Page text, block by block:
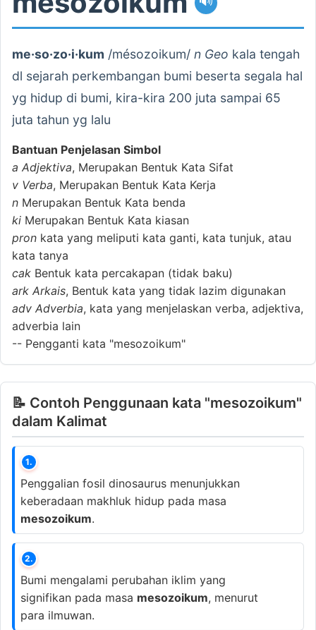
me·so·zo·i·kum /mésozoikum/ n Geo kala tengah
dl sejarah perkembangan bumi beserta segala hal
yg hidup di bumi, kira-kira 200 juta sampai 65
juta tahun yg lalu
Bantuan Penjelasan Simbol
a Adjektiva, Merupakan Bentuk Kata Sifat
v Verba, Merupakan Bentuk Kata Kerja
n Merupakan Bentuk Kata benda
ki Merupakan Bentuk Kata kiasan
pron kata yang meliputi kata ganti, kata tunjuk, atau
kata tanya
cak Bentuk kata percakapan (tidak baku)
ark Arkais, Bentuk kata yang tidak lazim digunakan
adv Adverbia, kata yang menjelaskan verba, adjektiva,
adverbia lain
-- Pengganti kata "mesozoikum"
📝 Contoh Penggunaan kata "mesozoikum"
dalam Kalimat
1.
Penggalian fosil dinosaurus menunjukkan
keberadaan makhluk hidup pada masa
mesozoikum.
2.
Bumi mengalami perubahan iklim yang
signifikan pada masa mesozoikum, menurut
para ilmuwan.